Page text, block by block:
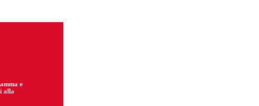
e
alla